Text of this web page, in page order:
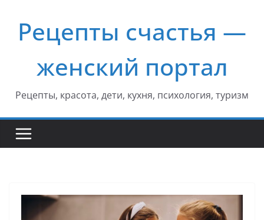
содержимому
Рецепты счастья —
женский портал
Рецепты, красота, дети, кухня, психология, туризм